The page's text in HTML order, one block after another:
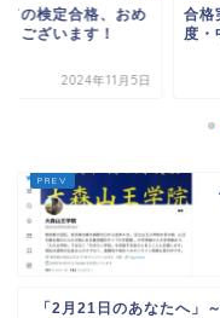
ての検定合格、おめ
うございます！
2024年11月5日
合格
度・
「2月21日のあなたへ」